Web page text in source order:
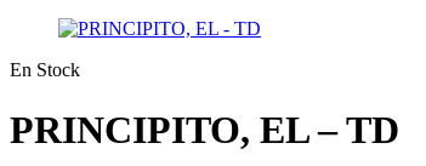
En Stock
PRINCIPITO, EL – TD